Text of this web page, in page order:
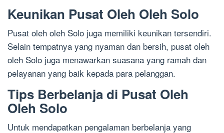
Keunikan Pusat Oleh Oleh Solo
Pusat oleh oleh Solo juga memiliki keunikan tersendiri.
Selain tempatnya yang nyaman dan bersih, pusat oleh
oleh Solo juga menawarkan suasana yang ramah dan
pelayanan yang baik kepada para pelanggan.
Tips Berbelanja di Pusat Oleh
Oleh Solo
Untuk mendapatkan pengalaman berbelanja yang